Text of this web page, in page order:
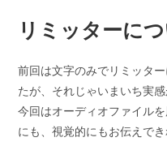
リミッターに
前回は文字のみでリミッタ
たが、それじゃいまいち実感
今回はオーディオファイル
にも、視覚的にもお伝えでき